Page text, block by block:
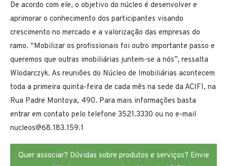
De acordo com ele, o objetivo do núcleo é desenvolver e
aprimorar o conhecimento dos participantes visando
crescimento no mercado e a valorização das empresas do
ramo. “Mobilizar os profissionais foi outro importante passo e
queremos que outras imobiliárias juntem-se a nós”, ressalta
Wlodarczyk. As reuniões do Núcleo de Imobiliárias acontecem
toda a primeira quinta-feira de cada mês na sede da ACIFI, na
Rua Padre Montoya, 490. Para mais informações basta
entrar em contato pelo telefone 3521.3330 ou no e-mail
nucleos@68.183.159.1
Quer associar? Dúvidas sobre produtos e serviços? Envie